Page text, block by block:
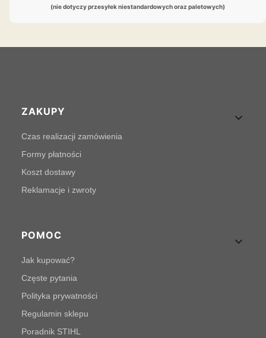
(nie dotyczy przesyłek niestandardowych oraz paletowych)
Linki w stopce
ZAKUPY
Czas realizacji zamówienia
Formy płatności
Koszt dostawy
Reklamacje i zwroty
POMOC
Jak kupować?
Częste pytania
Polityka prywatności
Regulamin sklepu
Poradnik STIHL